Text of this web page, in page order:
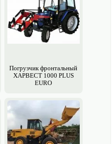
Погрузчик фронтальный
ХАРВЕСТ 1000 PLUS
EURO